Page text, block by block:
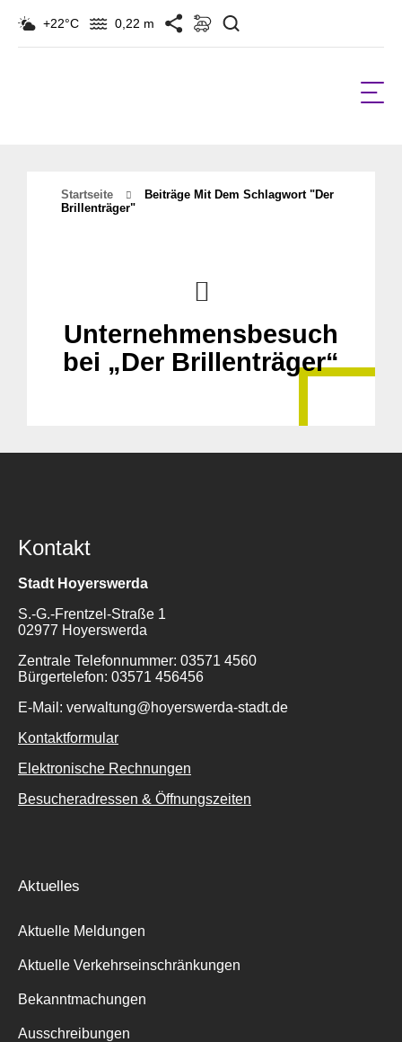
+22°C 0,22 m
Startseite
Beiträge Mit Dem Schlagwort "der
Brillenträger"
Unternehmensbesuch
bei „Der Brillenträger“
Kontakt
Stadt Hoyerswerda
S.-G.-Frentzel-Straße 1
02977 Hoyerswerda
Zentrale Telefonnummer: 03571 4560
Bürgertelefon: 03571 456456
E-Mail: verwaltung@hoyerswerda-stadt.de
Kontaktformular
Elektronische Rechnungen
Besucheradressen & Öffnungszeiten
Aktuelles
Aktuelle Meldungen
Aktuelle Verkehrseinschränkungen
Bekanntmachungen
Ausschreibungen